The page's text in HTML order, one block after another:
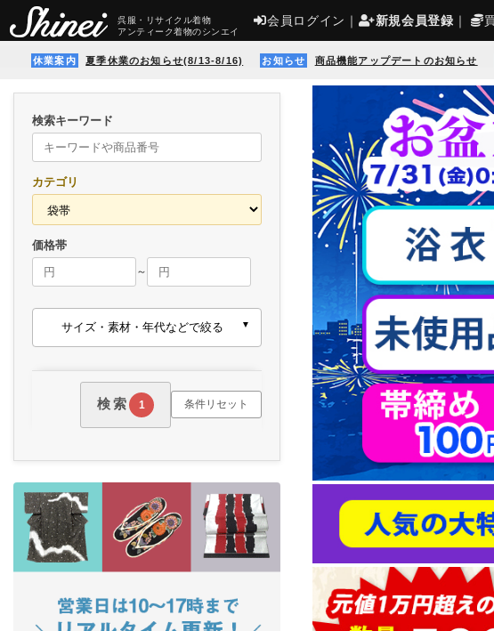
呉服・リサイクル着物
アンティーク着物のシンエイ
会員ログイン ｜ 新規会員登録 ｜
休業案内 夏季休業のお知らせ(8/13-8/16) お知らせ 商品機能アップデートのお知らせ
検索キーワード
カテゴリ
価格帯
～
サイズ・素材・年代などで絞る
検索 1 条件リセット